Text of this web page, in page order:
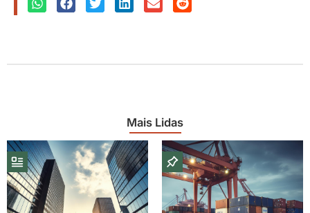
Mais Lidas